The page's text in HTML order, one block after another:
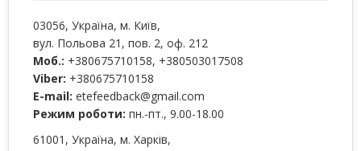
03056, Україна, м. Київ,
вул. Польова 21, пов. 2, оф. 212
Моб.: +380675710158, +380503017508
Viber: +380675710158
E-mail: etefeedback@gmail.com
Режим роботи: пн.-пт., 9.00-18.00
61001 , Україна, м. Харків,